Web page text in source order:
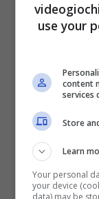
Resta
è
quella di
L’Eredità
use your
content
services
Store
Learn
Your personal
your device
data) may be